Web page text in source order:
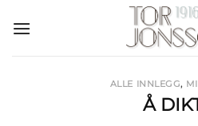
ALLE INNLEGG,
Å